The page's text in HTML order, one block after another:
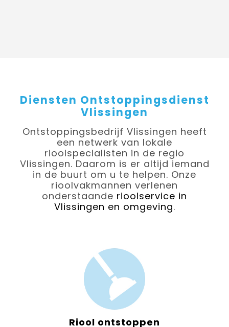
Diensten Ontstoppingsdienst
Vlissingen
Ontstoppingsbedrijf Vlissingen heeft
een netwerk van lokale
rioolspecialisten in de regio
Vlissingen. Daarom is er altijd iemand
in de buurt om u te helpen. Onze
rioolvakmannen verlenen
onderstaande rioolservice in
Vlissingen en omgeving.
Riool ontstoppen